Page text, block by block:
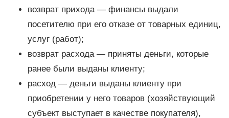
возврат прихода — финансы выдали
посетителю при его отказе от товарных единиц,
услуг (работ);
возврат расхода — приняты деньги, которые
ранее были выданы клиенту;
расход — деньги выданы клиенту при
приобретении у него товаров (хозяйствующий
субъект выступает в качестве покупателя),